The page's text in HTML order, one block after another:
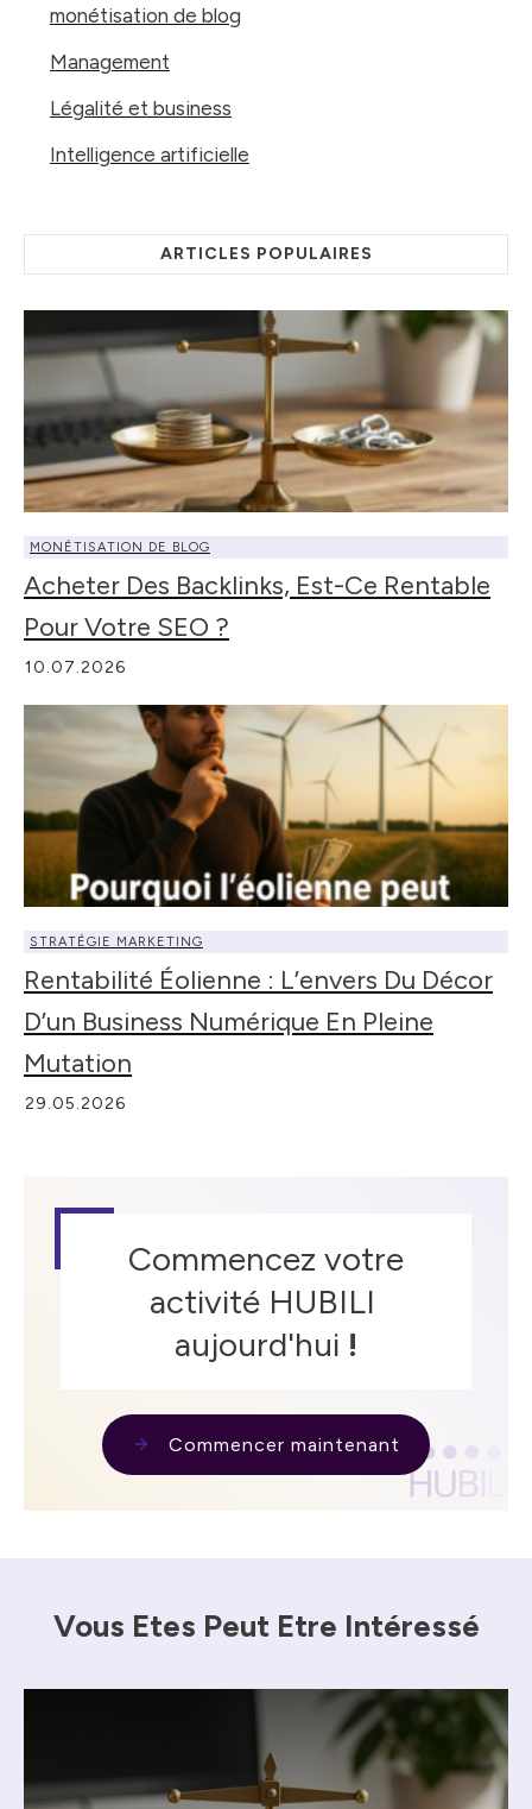
monétisation de blog
Management
Légalité et business
Intelligence artificielle
ARTICLES POPULAIRES
MONÉTISATION DE BLOG
Acheter Des Backlinks, Est-Ce Rentable
Pour Votre SEO ?
10.07.2026
STRATÉGIE MARKETING
Rentabilité Éolienne : L’envers Du Décor
D’un Business Numérique En Pleine
Mutation
29.05.2026
Commencez votre
activité HUBILI
aujourd'hui !
Commencer maintenant
Vous Etes Peut Etre Intéressé